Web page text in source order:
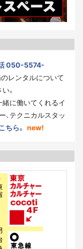
050-5574-
のレンタルについて
。
に働いてくれるイ
、テクニカルスタッ
ちら。 new!